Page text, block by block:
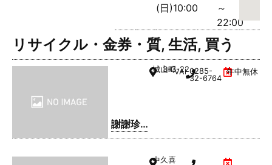
(日)10:00
～
22:00
リサイクル・金券・質, 生活, 買う
謝謝珍
珠 | シ
城山町
3-3-22
VAL1階0285-
32-6764
年中無休
中久喜